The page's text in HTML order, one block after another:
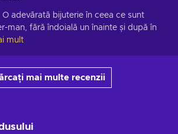
O adevărată bijuterie în ceea ce sunt
man, fără îndoială un înainte și după în
mult
mai multe recenzii